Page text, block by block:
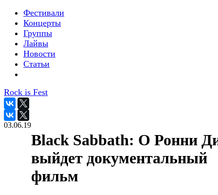
Фестивали
Концерты
Группы
Лайвы
Новости
Статьи
Rock is Fest
03.06.19
Black Sabbath: О Ронни
выйдет документальный
фильм